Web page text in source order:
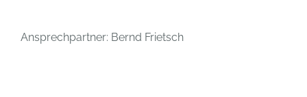
Ansprechpartner: Bernd Frietsch